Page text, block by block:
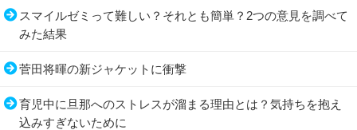
スマイルゼミって難しい？それとも簡単？2つの意見を調べて
みた結果
菅田将暉の新ジャケットに衝撃
育児中に旦那へのストレスが溜まる理由とは？気持ちを抱え
込みすぎないために